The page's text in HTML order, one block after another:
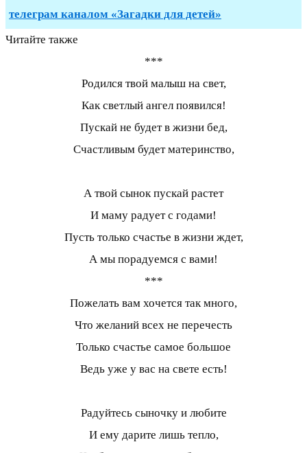
телеграм каналом «Загадки для детей»
Читайте также
***
Родился твой малыш на свет,
Как светлый ангел появился!
Пускай не будет в жизни бед,
Счастливым будет материнство,
А твой сынок пускай растет
И маму радует с годами!
Пусть только счастье в жизни ждет,
А мы порадуемся с вами!
***
Пожелать вам хочется так много,
Что желаний всех не перечесть
Только счастье самое большое
Ведь уже у вас на свете есть!
Радуйтесь сыночку и любите
И ему дарите лишь тепло,